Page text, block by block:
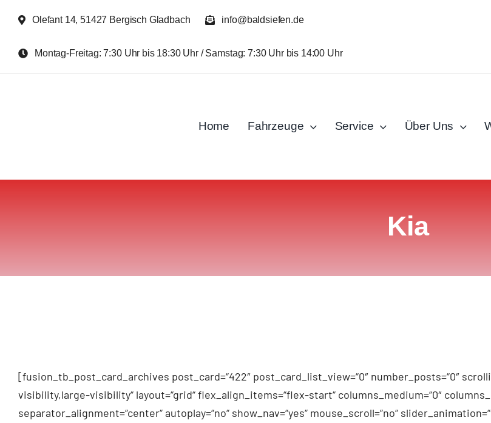
Inhalt
Olefant 14, 51427 Bergisch Gladbach info@baldsiefen.de
Montag-Freitag: 7:30 Uhr bis 18:30 Uhr / Samstag: 7:30 Uhr bis 14:00 Uhr
Home Fahrzeuge Service Über Uns
Kia
[fusion_tb_post_card_archives post_card=“422″ post_card_list_view=“0″ number_posts=“0″
visibility,large-visibility“ layout=“grid“ flex_align_items=“flex-start“ columns_medium=“0″
separator_alignment=“center“ autoplay=“no“ show_nav=“yes“ mouse_scroll=“no“